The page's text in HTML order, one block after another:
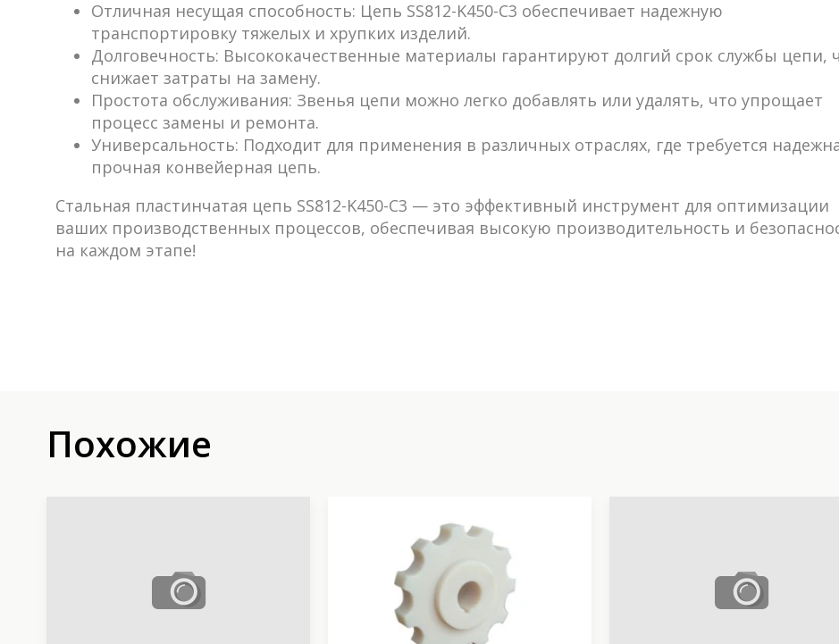
Отличная несущая способность: Цепь SS812-K450-C3 обеспечивает надежную
транспортировку тяжелых и хрупких изделий.
Долговечность: Высококачественные материалы гарантируют долгий срок службы цепи,
снижает затраты на замену.
Простота обслуживания: Звенья цепи можно легко добавлять или удалять, что упрощает
процесс замены и ремонта.
Универсальность: Подходит для применения в различных отраслях, где требуется
прочная конвейерная цепь.
Стальная пластинчатая цепь SS812-K450-C3 — это эффективный инструмент для оптимизации
ваших производственных процессов, обеспечивая высокую производительность и
на каждом этапе!
Похожие